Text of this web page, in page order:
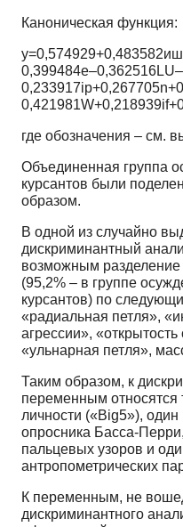
Каноническая функция:
0,399484e–0,362516LU–
где обозначения – см.
Объединенная группа
курсантов были
образом.
В одной из случайно
дискриминантный
возможным разделение
(95,2% – в группе
курсантов) по
«радиальная петля»,
агрессии»,
«ульнарная петля»,
Таким образом, к
переменным относятся
личности («Big5»),
опросника Басса-
пальцевых узоров и
антропометрических
К переменным, не
дискриминантного